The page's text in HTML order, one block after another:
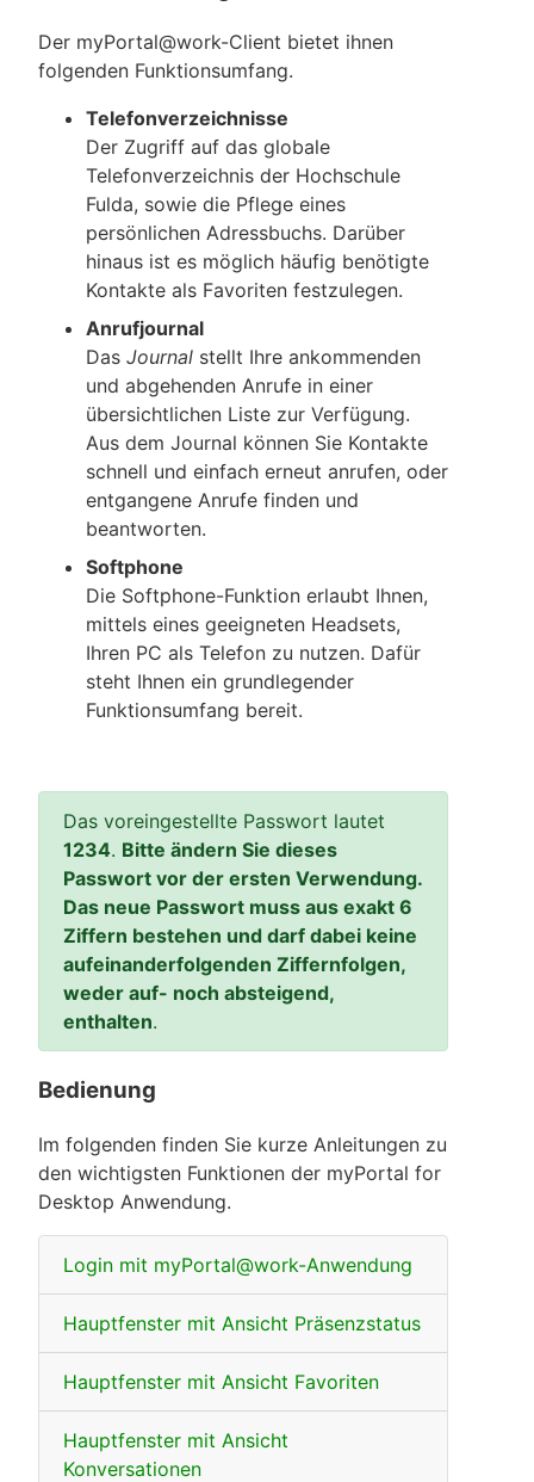
Der myPortal@work-Client bietet ihnen
folgenden Funktionsumfang.
Telefonverzeichnisse
Der Zugriff auf das globale
Telefonverzeichnis der Hochschule
Fulda, sowie die Pflege eines
persönlichen Adressbuchs. Darüber
hinaus ist es möglich häufig benötigte
Kontakte als Favoriten festzulegen.
Anrufjournal
Das Journal stellt Ihre ankommenden
und abgehenden Anrufe in einer
übersichtlichen Liste zur Verfügung.
Aus dem Journal können Sie Kontakte
schnell und einfach erneut anrufen, oder
entgangene Anrufe finden und
beantworten.
Softphone
Die Softphone-Funktion erlaubt Ihnen,
mittels eines geeigneten Headsets,
Ihren PC als Telefon zu nutzen. Dafür
steht Ihnen ein grundlegender
Funktionsumfang bereit.
Das voreingestellte Passwort lautet
1234. Bitte ändern Sie dieses
Passwort vor der ersten Verwendung.
Das neue Passwort muss aus exakt 6
Ziffern bestehen und darf dabei keine
aufeinanderfolgenden Ziffernfolgen,
weder auf- noch absteigend,
enthalten.
Bedienung
Im folgenden finden Sie kurze Anleitungen zu
den wichtigsten Funktionen der myPortal for
Desktop Anwendung.
Login mit myPortal@work-Anwendung
Hauptfenster mit Ansicht Präsenzstatus
Hauptfenster mit Ansicht Favoriten
Hauptfenster mit Ansicht
Konversationen